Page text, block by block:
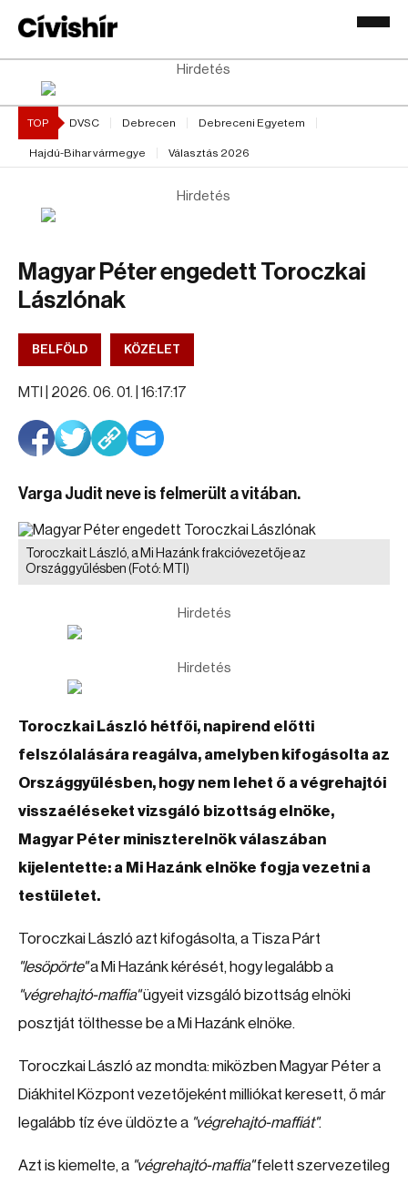
Hirdetés
TOP DVSC Debrecen Debreceni Egyetem
Hajdú-Bihar vármegye Választás 2026
Hirdetés
Magyar Péter engedett Toroczkai
Lászlónak
BELFÖLD KÖZÉLET
MTI | 2026. 06. 01. | 16:17:17
Varga Judit neve is felmerült a vitában.
Toroczkait László, a Mi Hazánk frakcióvezetője az
Országgyűlésben (Fotó: MTI)
Hirdetés
Hirdetés
Toroczkai László hétfői, napirend előtti
felszólalására reagálva, amelyben kifogásolta az
Országgyűlésben, hogy nem lehet ő a végrehajtói
visszaéléseket vizsgáló bizottság elnöke,
Magyar Péter miniszterelnök válaszában
kijelentette: a Mi Hazánk elnöke fogja vezetni a
testületet.
Toroczkai László azt kifogásolta, a Tisza Párt
"lesöpörte"a Mi Hazánk kérését, hogy legalább a
"végrehajtó-maffia"ügyeit vizsgáló bizottság elnöki
posztját tölthesse be a Mi Hazánk elnöke.
Toroczkai László az mondta: miközben Magyar Péter a
Diákhitel Központ vezetőjeként milliókat keresett, ő már
legalább tíz éve üldözte a "végrehajtó-maffiát".
Azt is kiemelte, a "végrehajtó-maffia"felett szervezetileg